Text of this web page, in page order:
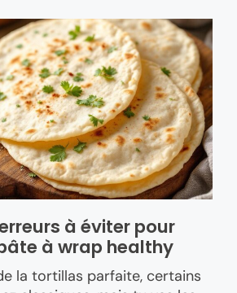
à éviter pour
à wrap healthy
la tortillas parfaite, certains